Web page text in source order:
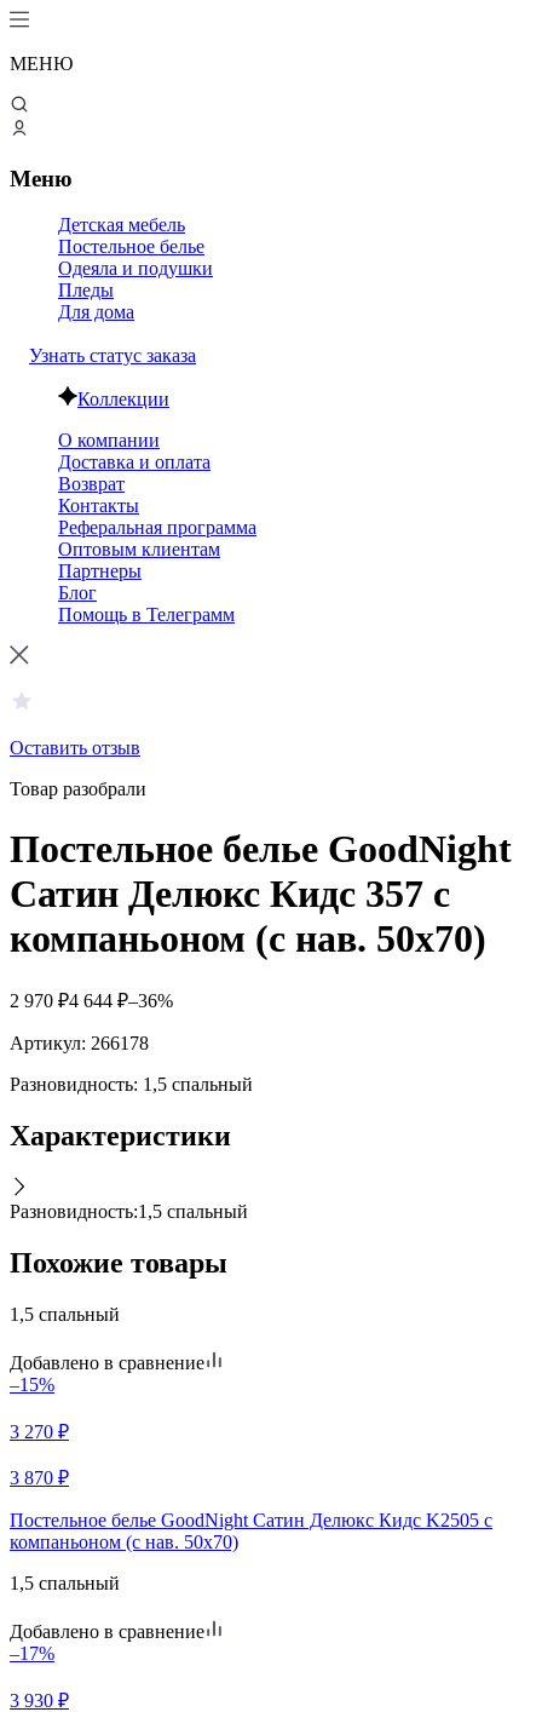
МЕНЮ
Меню
Детская мебель
Постельное белье
Одеяла и подушки
Пледы
Для дома
Узнать статус заказа
Коллекции
О компании
Доставка и оплата
Возврат
Контакты
Реферальная программа
Оптовым клиентам
Партнеры
Блог
Помощь в Телеграмм
Оставить отзыв
Товар разобрали
Постельное белье GoodNight
Сатин Делюкс Кидс 357 с
компаньоном (с нав. 50х70)
2 970 ₽4 644 ₽–36%
Артикул: 266178
Разновидность: 1,5 спальный
Характеристики
Разновидность:1,5 спальный
Похожие товары
1,5 спальный
Добавлено в сравнение
–15%
3 270 ₽
3 870 ₽
Постельное белье GoodNight Сатин Делюкс Кидс K2505 с
компаньоном (с нав. 50х70)
1,5 спальный
Добавлено в сравнение
–17%
3 930 ₽